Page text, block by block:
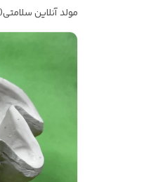
مولد آنلاین